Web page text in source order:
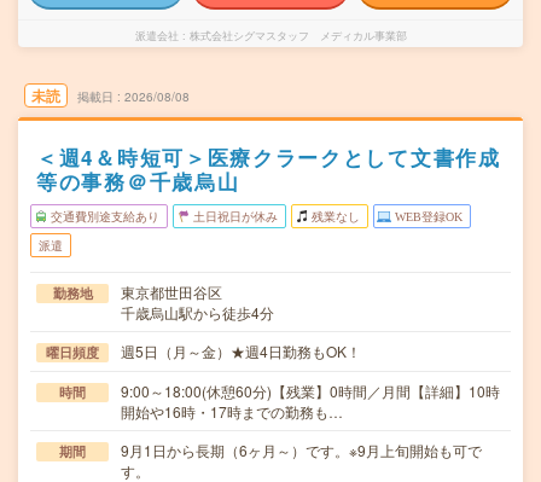
派遣会社 株式会社シグマスタッフ メディカル事業部
未読 掲載日 2026/08/08
＜週4＆時短可＞医療クラークとして文書作成
等の事務＠千歳烏山
交通費別途支給あり 土日祝日が休み 残業なし WEB登録OK
派遣
勤務地
東京都世田谷区
千歳烏山駅から徒歩4分
曜日頻度 週5日（月～金）★週4日勤務もOK！
時間
9:00～18:00(休憩60分)【残業】0時間／月間【詳細】10時
開始や16時・17時までの勤務も…
期間
9月1日から長期（6ヶ月～）です。※9月上旬開始も可で
す。